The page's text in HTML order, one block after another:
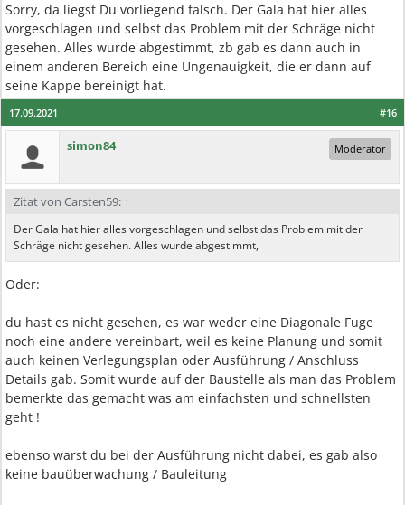
Sorry, da liegst Du vorliegend falsch. Der Gala hat hier alles
vorgeschlagen und selbst das Problem mit der Schräge nicht
gesehen. Alles wurde abgestimmt, zb gab es dann auch in
einem anderen Bereich eine Ungenauigkeit, die er dann auf
seine Kappe bereinigt hat.
#16
17.09.2021
simon84 Moderator
Zitat von Carsten59: ↑
Der Gala hat hier alles vorgeschlagen und selbst das Problem mit der
Schräge nicht gesehen. Alles wurde abgestimmt,
Oder:
du hast es nicht gesehen, es war weder eine Diagonale Fuge
noch eine andere vereinbart, weil es keine Planung und somit
auch keinen Verlegungsplan oder Ausführung / Anschluss
Details gab. Somit wurde auf der Baustelle als man das Problem
bemerkte das gemacht was am einfachsten und schnellsten
geht !
ebenso warst du bei der Ausführung nicht dabei, es gab also
keine bauüberwachung / Bauleitung